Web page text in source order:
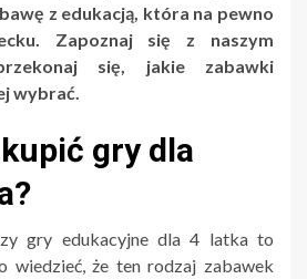
z edukacją, która na pewno
Zapoznaj się z naszym
się, jakie zabawki
wybrać.
gry dla
gry edukacyjne dla 4 latka to
wiedzieć, że ten rodzaj zabawek